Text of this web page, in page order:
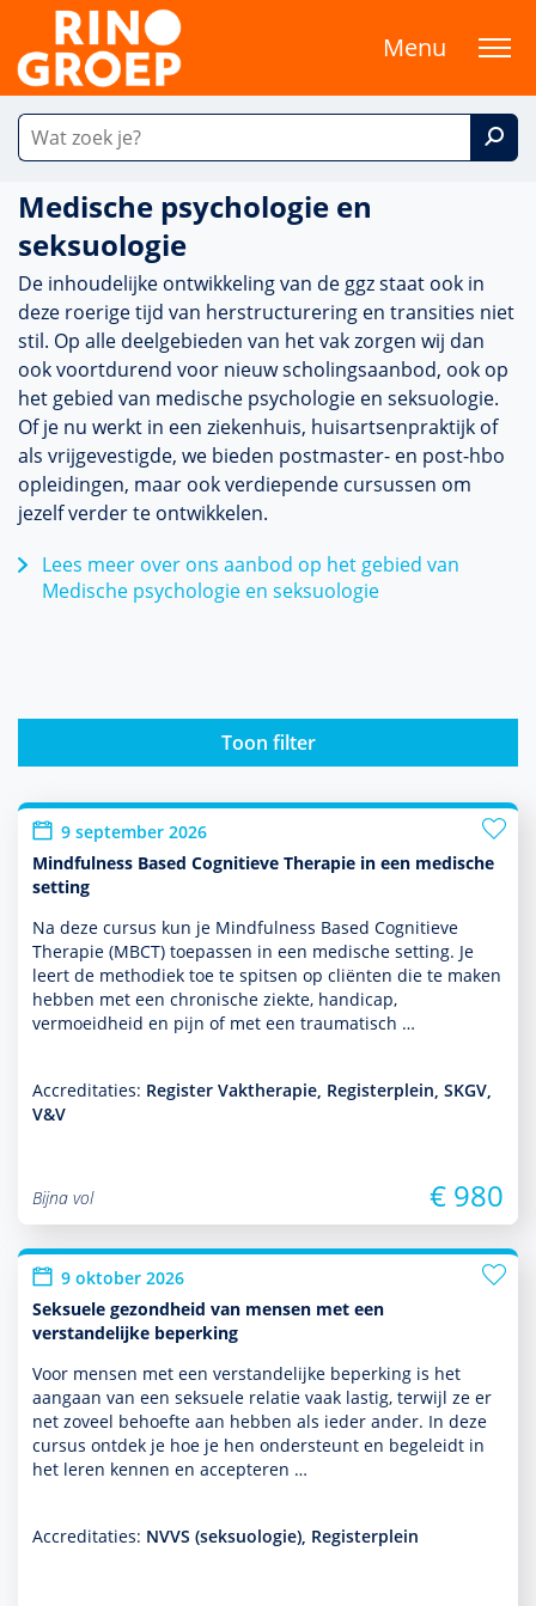
Menu
Medische psychologie en
seksuologie
De in­houde­lijke ont­wikke­ling van de ggz staat ook in
deze roerige tijd van herstructurering en transities niet
stil. Op alle deelgebieden van het vak zorgen wij dan
ook voort­durend voor nieuw scholingsaanbod, ook op
het gebied van medische psycho­logie en seksuologie.
Of je nu werkt in een ziekenhuis, huisartsenprak­tijk of
als vrijgevestigde, we bieden postmaster- en post-hbo
opleidingen, maar ook ver­die­pende cursussen om
jezelf verder te ontwik­kelen.
Lees meer over ons aanbod op het gebied van
Medische psychologie en seksuologie
Toon filter
9 september 2026
Mindfulness Based Cognitieve Therapie in een medische
setting
Na deze cursus kun je Mindfulness Based Cognitieve
Therapie (MBCT) toe­pas­sen in een medische setting. Je
leert de metho­diek toe te spitsen op cliënten die te maken
hebben met een chronische ziekte, handicap,
vermoeidheid en pijn of met een traumatisch …
Accreditaties: Register Vaktherapie, Registerplein, SKGV,
V&V
Bijna vol € 980
9 oktober 2026
Seksuele gezondheid van mensen met een
verstandelijke beperking
Voor mensen met een ver­stande­lijke beper­king is het
aangaan van een seksuele relatie vaak lastig, terwijl ze er
net zoveel behoefte aan hebben als ieder ander. In deze
cursus ontdek je hoe je hen onder­steunt en bege­leidt in
het leren kennen en accepteren …
Accreditaties: NVVS (seksuologie), Registerplein